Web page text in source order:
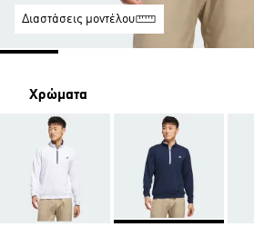
Διαστάσεις μοντέλου
Χρώματα